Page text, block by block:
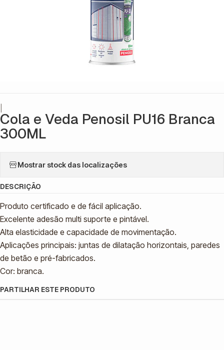
Cola e Veda Penosil PU16 Branca
300ML
Mostrar stock das localizações
DESCRIÇÃO
Produto certificado e de fácil aplicação.
Excelente adesão multi suporte e pintável.
Alta elasticidade e capacidade de movimentação.
Aplicações principais: juntas de dilatação horizontais, paredes
de betão e pré-fabricados.
Cor: branca.
PARTILHAR ESTE PRODUTO